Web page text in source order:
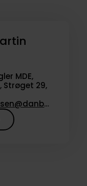
MDE,
Strøget 29,
michael.andersen@danbolig.dk